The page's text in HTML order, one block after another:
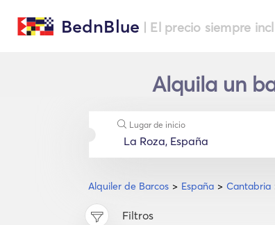
BednBlue | El precio siempre
Alquila un
Alquiler de Barcos España Cantabria
Lugar de inicio
Filtros